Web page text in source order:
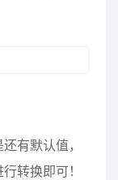
有默认值，
转换即可！